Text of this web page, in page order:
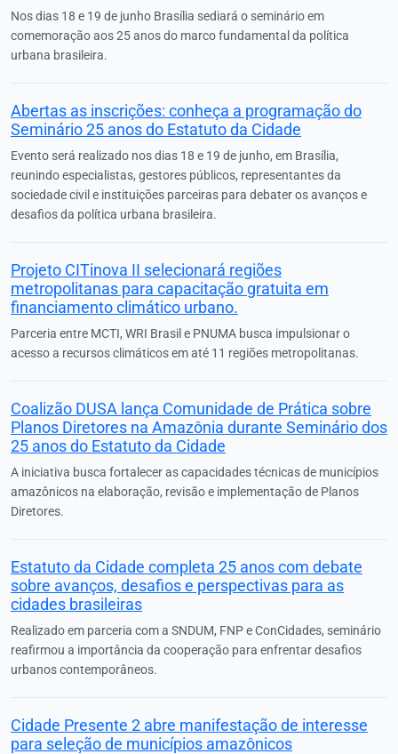
Nos dias 18 e 19 de junho Brasília sediará o seminário em
comemoração aos 25 anos do marco fundamental da política
urbana brasileira.
Abertas as inscrições: conheça a programação do
Seminário 25 anos do Estatuto da Cidade
Evento será realizado nos dias 18 e 19 de junho, em Brasília,
reunindo especialistas, gestores públicos, representantes da
sociedade civil e instituições parceiras para debater os avanços e
desafios da política urbana brasileira.
Projeto CITinova II selecionará regiões
metropolitanas para capacitação gratuita em
financiamento climático urbano.
Parceria entre MCTI, WRI Brasil e PNUMA busca impulsionar o
acesso a recursos climáticos em até 11 regiões metropolitanas.
Coalizão DUSA lança Comunidade de Prática sobre
Planos Diretores na Amazônia durante Seminário dos
25 anos do Estatuto da Cidade
A iniciativa busca fortalecer as capacidades técnicas de municípios
amazônicos na elaboração, revisão e implementação de Planos
Diretores.
Estatuto da Cidade completa 25 anos com debate
sobre avanços, desafios e perspectivas para as
cidades brasileiras
Realizado em parceria com a SNDUM, FNP e ConCidades, seminário
reafirmou a importância da cooperação para enfrentar desafios
urbanos contemporâneos.
Cidade Presente 2 abre manifestação de interesse
para seleção de municípios amazônicos